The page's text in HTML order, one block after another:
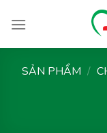
SẢN PHẨM /